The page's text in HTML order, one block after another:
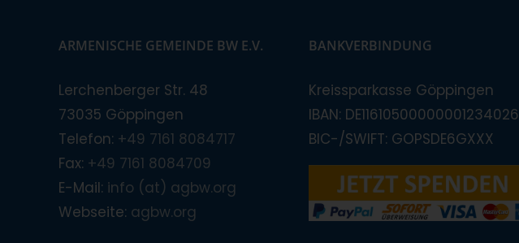
ARMENISCHE GEMEINDE BW E.V.
Lerchenberger Str. 48
73035 Göppingen
Telefon: +49 7161 8084717
Fax: +49 7161 8084709
E-Mail: info (at) agbw.org
Webseite: agbw.org
BANKVERBINDUNG
Kreissparkasse Göppingen
IBAN: DE11610500000001234026
BIC-/SWIFT: GOPSDE6GXXX